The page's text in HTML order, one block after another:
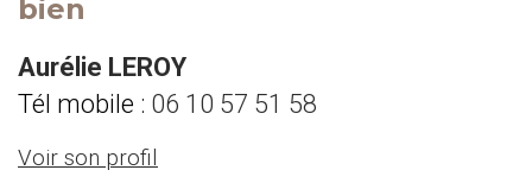
bien
Aurélie LEROY
Tél mobile : 06 10 57 51 58
Voir son profil